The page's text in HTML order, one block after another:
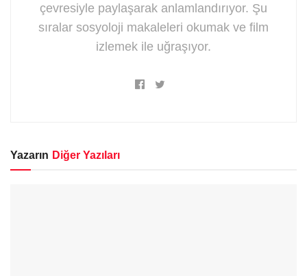
çevresiyle paylaşarak anlamlandırıyor. Şu
sıralar sosyoloji makaleleri okumak ve film
izlemek ile uğraşıyor.
Yazarın Diğer Yazıları